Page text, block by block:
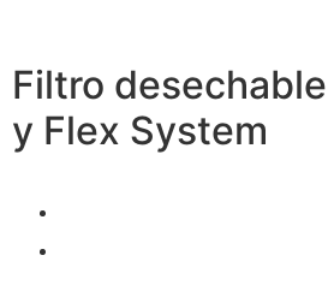
Filtro
y Flex System